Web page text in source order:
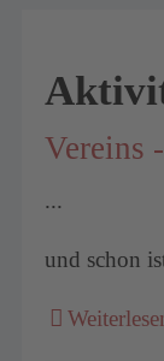
Vereins
...
und schon